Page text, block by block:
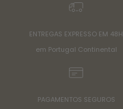
ENTREGAS EXPRESSO EM 48H
em Portugal Continental
PAGAMENTOS SEGUROS